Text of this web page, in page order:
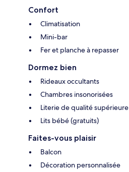
Confort
Climatisation
Mini-bar
Fer et planche à repasser
Dormez bien
Rideaux occultants
Chambres insonorisées
Literie de qualité supérieure
Lits bébé (gratuits)
Faites-vous plaisir
Balcon
Décoration personnalisée